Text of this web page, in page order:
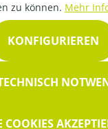
zu können. Mehr
KONFIGURIEREN
COOKIES